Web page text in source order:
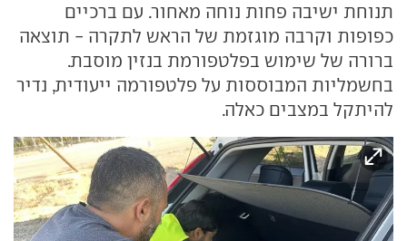
תנוחת ישיבה פחות נוחה מאחור. עם ברכיים
כפופות וקרבה מוגזמת של הראש לתקרה - תוצאה
ברורה של שימוש בפלטפורמת בנזין מוסבת.
בחשמליות המבוססות על פלטפורמה ייעודית, נדיר
להיתקל במצבים כאלה.